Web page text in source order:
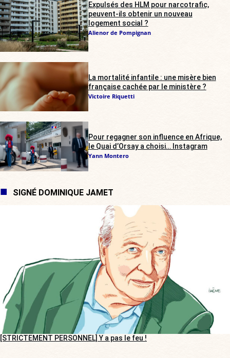
Expulsés des HLM pour narcotrafic,
peuvent-ils obtenir un nouveau
logement social ?
Alienor de Pompignan
La mortalité infantile : une misère bien
française cachée par le ministère ?
Victoire Riquetti
Pour regagner son influence en Afrique,
le Quai d’Orsay a choisi… Instagram
Yann Montero
SIGNÉ DOMINIQUE JAMET
[STRICTEMENT PERSONNEL] Y a pas le feu !